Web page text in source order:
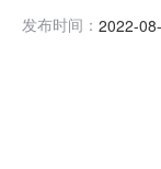
号：
发布时间： 2022-